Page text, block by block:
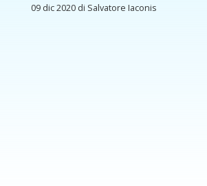
09 dic 2020 di Salvatore Iaconis